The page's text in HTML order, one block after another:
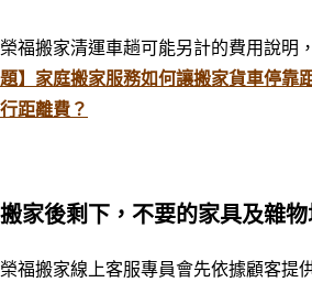
榮福搬家清運車趟可能另計的費用說明
題】家庭搬家服務如何讓搬家貨車停靠
行距離費？
搬家後剩下，不要的家具及雜
榮福搬家線上客服專員會先依據顧客提